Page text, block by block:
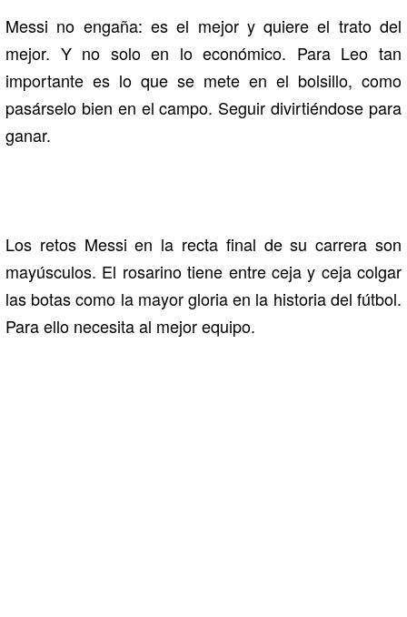
Messi no engaña: es el mejor y quiere el trato del
mejor. Y no solo en lo económico. Para Leo tan
importante es lo que se mete en el bolsillo, como
pasárselo bien en el campo. Seguir divirtiéndose para
ganar.
Los retos Messi en la recta final de su carrera son
mayúsculos. El rosarino tiene entre ceja y ceja colgar
las botas como la mayor gloria en la historia del fútbol.
Para ello necesita al mejor equipo.